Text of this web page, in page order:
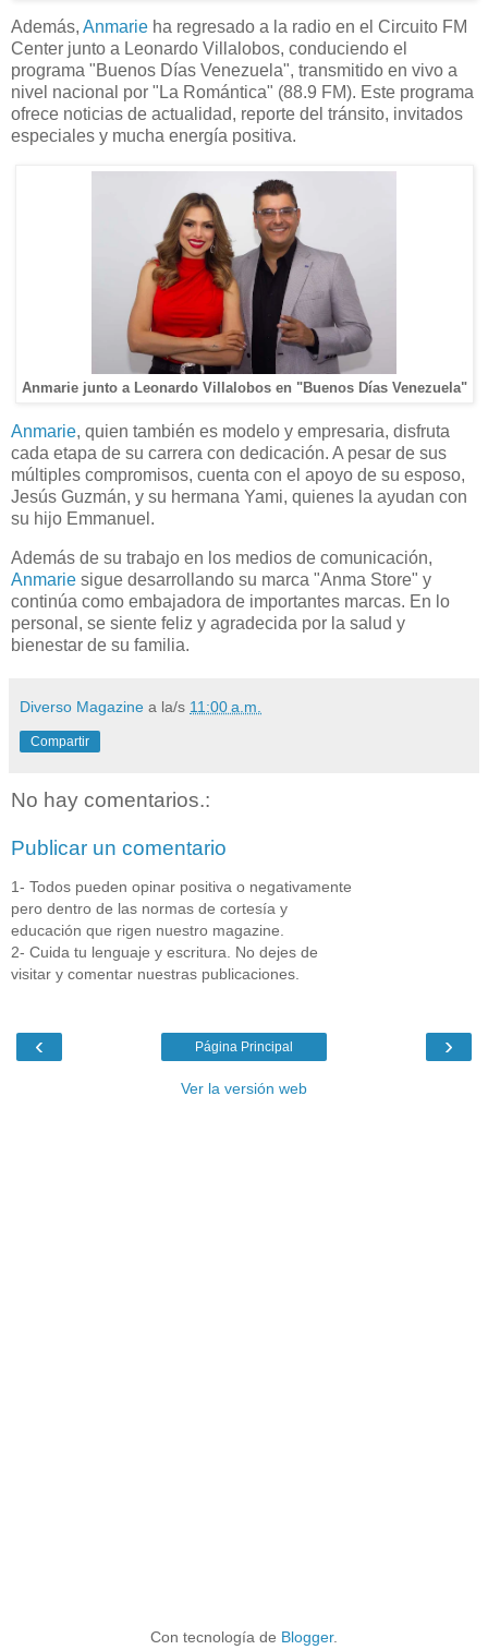
Además, Anmarie ha regresado a la radio en el Circuito FM
Center junto a Leonardo Villalobos, conduciendo el
programa "Buenos Días Venezuela", transmitido en vivo a
nivel nacional por "La Romántica" (88.9 FM). Este programa
ofrece noticias de actualidad, reporte del tránsito, invitados
especiales y mucha energía positiva.
Anmarie junto a Leonardo Villalobos en "Buenos Días Venezuela"
Anmarie, quien también es modelo y empresaria, disfruta
cada etapa de su carrera con dedicación. A pesar de sus
múltiples compromisos, cuenta con el apoyo de su esposo,
Jesús Guzmán, y su hermana Yami, quienes la ayudan con
su hijo Emmanuel.
Además de su trabajo en los medios de comunicación,
Anmarie sigue desarrollando su marca "Anma Store" y
continúa como embajadora de importantes marcas. En lo
personal, se siente feliz y agradecida por la salud y
bienestar de su familia.
Diverso Magazine a la/s 11:00 a.m.
Compartir
No hay comentarios.:
Publicar un comentario
1- Todos pueden opinar positiva o negativamente
pero dentro de las normas de cortesía y
educación que rigen nuestro magazine.
2- Cuida tu lenguaje y escritura. No dejes de
visitar y comentar nuestras publicaciones.
‹ ›
Página Principal
Ver la versión web
Con tecnología de Blogger.